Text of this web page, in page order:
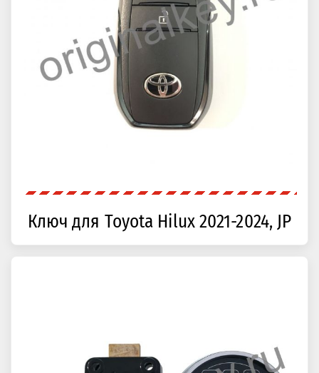
Ключ для Toyota Hilux 2021-2024, JP